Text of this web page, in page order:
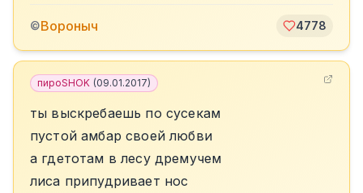
©Вороныч 4778
пироSHOK (09.01.2017)
ты выскребаешь по сусекам
пустой амбар своей любви
а гдетотам в лесу дремучем
лиса припудривает нос